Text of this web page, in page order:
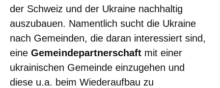
der Schweiz und der Ukraine nachhaltig
auszubauen. Namentlich sucht die Ukraine
nach Gemeinden, die daran interessiert sind,
eine Gemeindepartnerschaft mit einer
ukrainischen Gemeinde einzugehen und
diese u.a. beim Wiederaufbau zu